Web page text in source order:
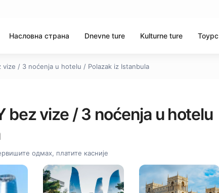
Насловна страна Dnevne ture Kulturne ture Тоурс
vize / 3 noćenja u hotelu / Polazak iz Istanbula
bez vize / 3 noćenja u hotelu
одмах, платите касније